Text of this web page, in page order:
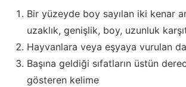
Bir yüzeyde boy sayılan iki kenar
uzaklık, genişlik, boy, uzunluk
Hayvanlara veya eşyaya vurulan
Başına geldiği sıfatların üstün
gösteren kelime